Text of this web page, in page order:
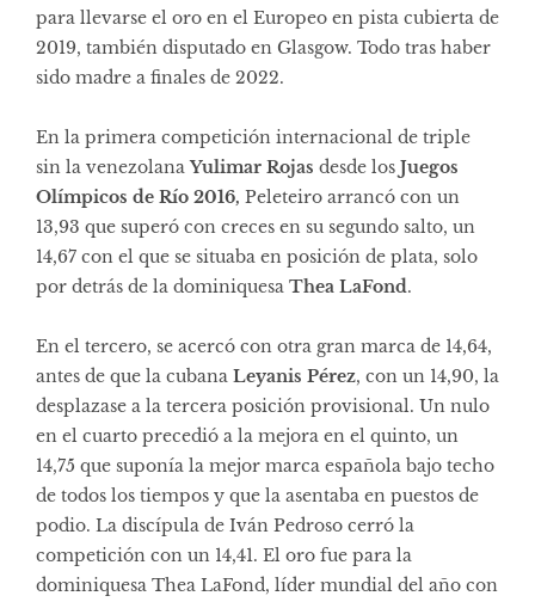
para llevarse el oro en el Europeo en pista cubierta de
2019, también disputado en Glasgow. Todo tras haber
sido madre a finales de 2022.
En la primera competición internacional de triple
sin la venezolanaYulimar Rojas desde los Juegos
Olímpicos de Río 2016, Peleteiro arrancó con un
13,93 que superó con creces en su segundo salto, un
14,67 con el que se situaba en posición de plata, solo
por detrás de la dominiquesa Thea LaFond .
En el tercero, se acercó con otra gran marca de 14,64,
antes de que la cubana Leyanis Pérez, con un 14,90, la
desplazase a la tercera posición provisional. Un nulo
en el cuarto precedió a la mejora en el quinto, un
14,75 que suponía la mejor marca española bajo techo
de todos los tiempos y que la asentaba en puestos de
podio. La discípula de Iván Pedroso cerró la
competición con un 14,41. El oro fue para la
dominiquesa Thea LaFond, líder mundial del año con